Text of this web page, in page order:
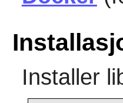
Installer